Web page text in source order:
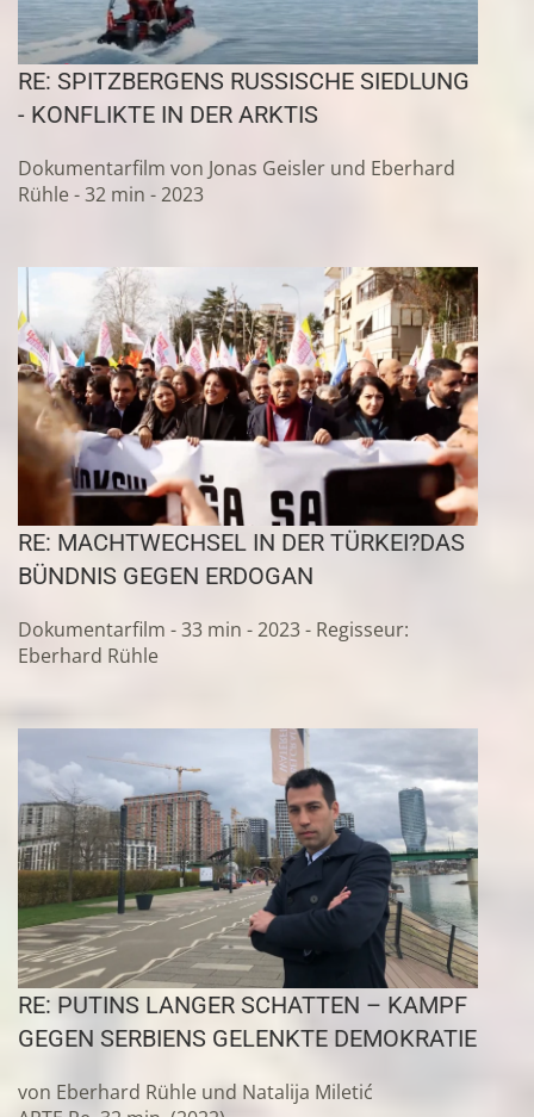
RE: SPITZBERGENS RUSSISCHE SIEDLUNG
- KONFLIKTE IN DER ARKTIS
Dokumentarfilm von Jonas Geisler und Eberhard
Rühle - 32 min - 2023
RE: MACHTWECHSEL IN DER TÜRKEI?DAS
BÜNDNIS GEGEN ERDOGAN
Dokumentarfilm - 33 min - 2023 - Regisseur:
Eberhard Rühle
RE: PUTINS LANGER SCHATTEN – KAMPF
GEGEN SERBIENS GELENKTE DEMOKRATIE
von Eberhard Rühle und Natalija Miletić